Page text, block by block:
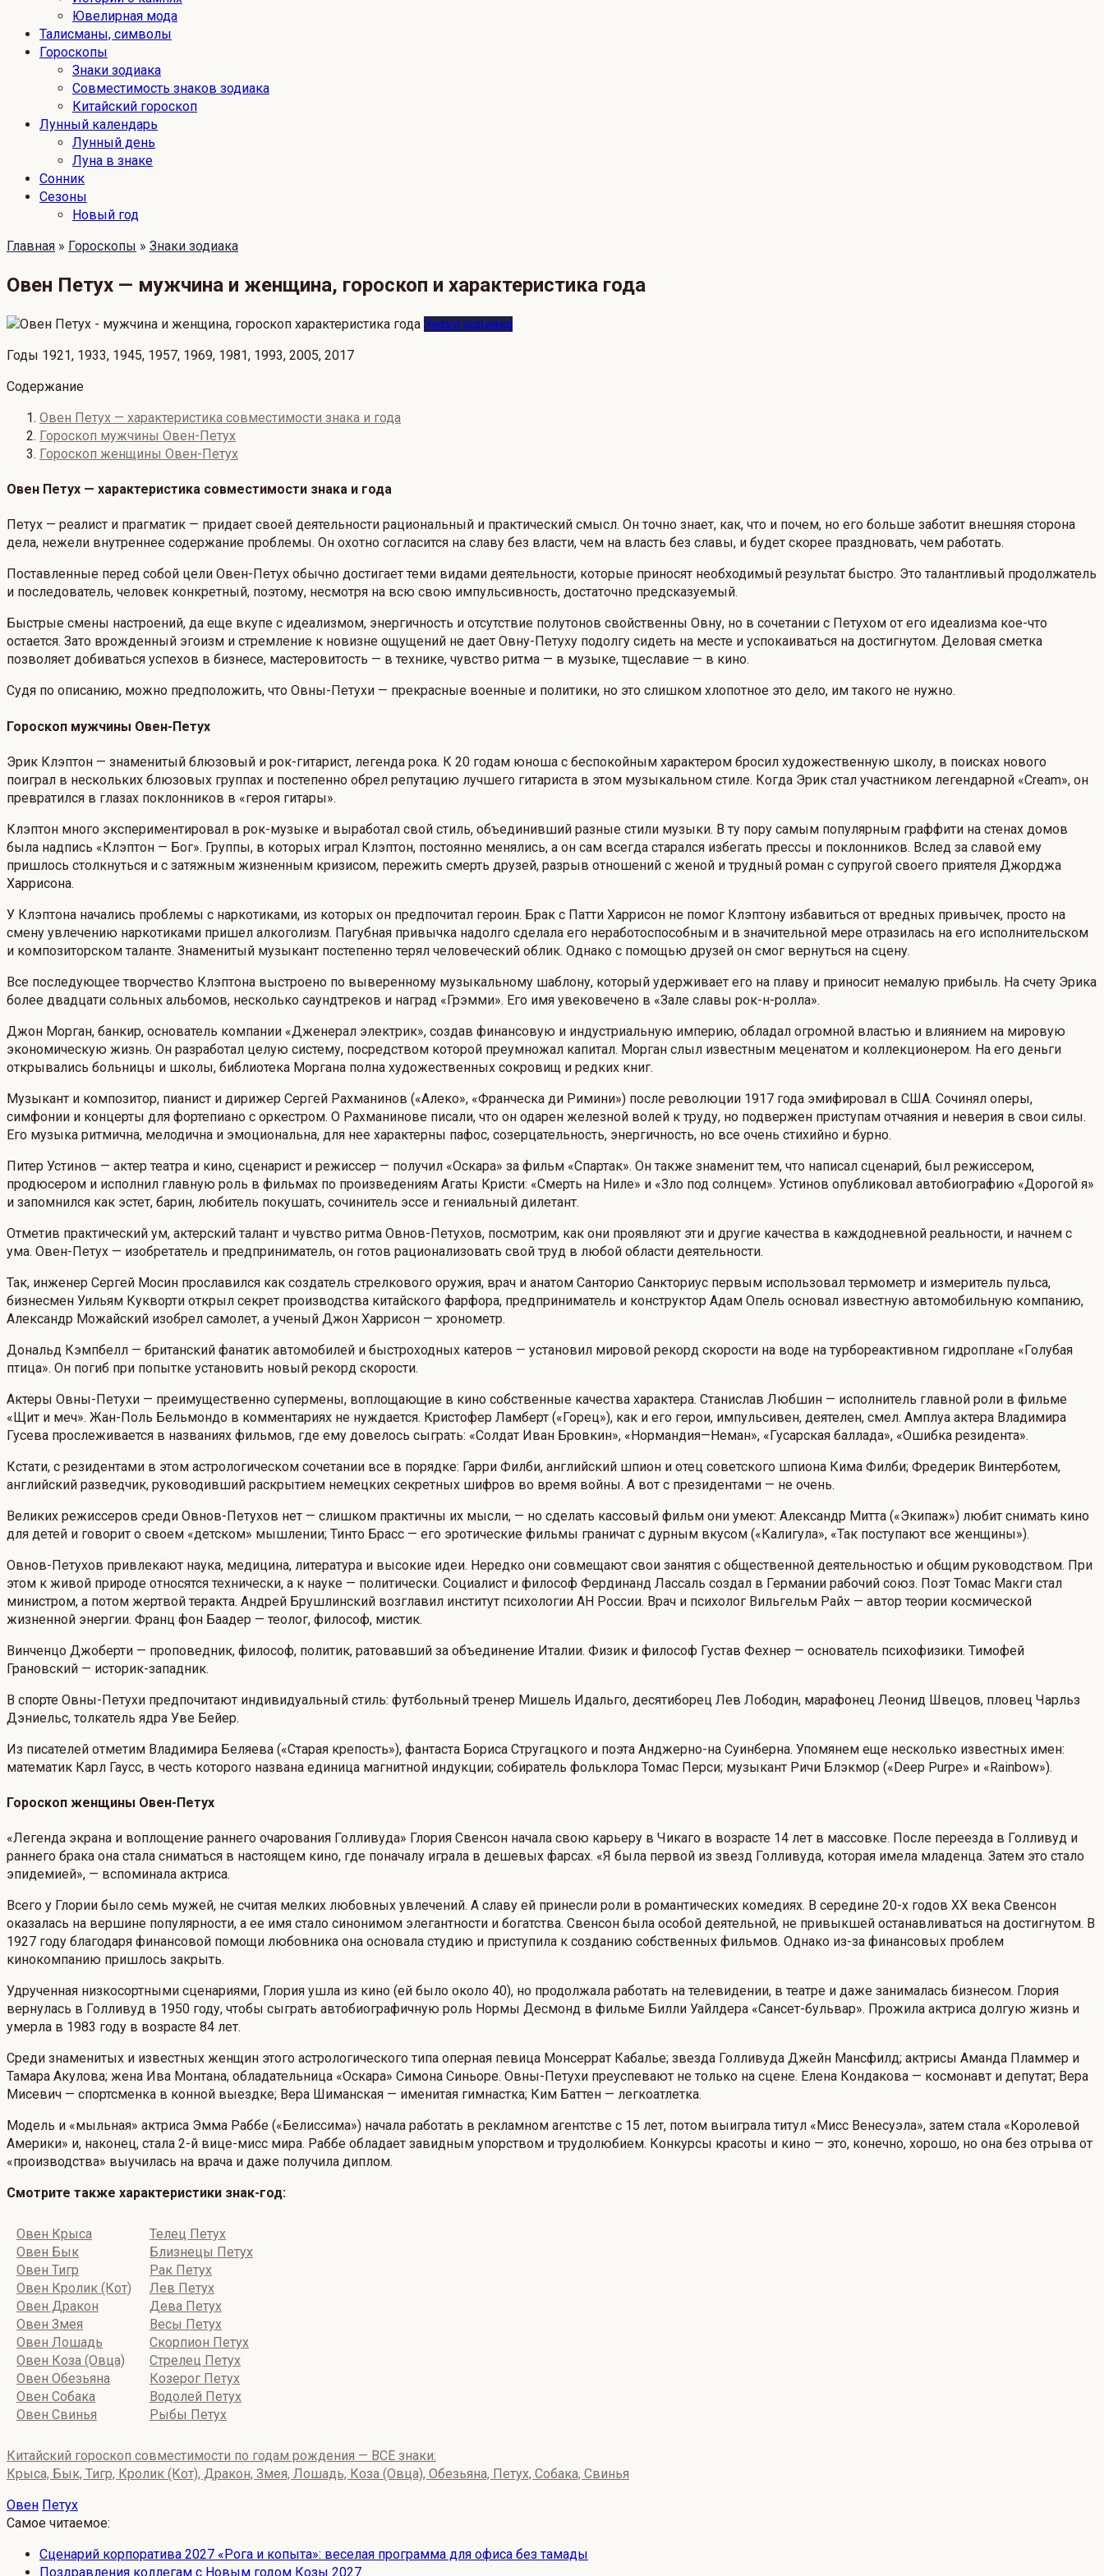
Ювелирная мода
Талисманы, символы
Гороскопы
Знаки зодиака
Совместимость знаков зодиака
Китайский гороскоп
Лунный календарь
Лунный день
Луна в знаке
Сонник
Сезоны
Новый год
Главная » Гороскопы » Знаки зодиака
Овен Петух — мужчина и женщина, гороскоп и характеристика года
Знаки зодиака
Годы 1921, 1933, 1945, 1957, 1969, 1981, 1993, 2005, 2017
Содержание
Овен Петух — характеристика совместимости знака и года
Гороскоп мужчины Овен-Петух
Гороскоп женщины Овен-Петух
Овен Петух — характеристика совместимости знака и года
Петух — реалист и прагматик — придает своей деятельности рациональный и практический смысл. Он точно знает, как, что и почем, но его больше заботит внешняя сторона
дела, нежели внутреннее содержание проблемы. Он охотно согласится на славу без власти, чем на власть без славы, и будет скорее праздновать, чем работать.
Поставленные перед собой цели Овен-Петух обычно достигает теми видами деятельности, которые приносят необходимый результат быстро. Это талантливый продолжатель
и последователь, человек конкретный, поэтому, несмотря на всю свою импульсивность, достаточно предсказуемый.
Быстрые смены настроений, да еще вкупе с идеализмом, энергичность и отсутствие полутонов свойственны Овну, но в сочетании с Петухом от его идеализма кое-что
остается. Зато врожденный эгоизм и стремление к новизне ощущений не дает Овну-Петуху подолгу сидеть на месте и успокаиваться на достигнутом. Деловая сметка
позволяет добиваться успехов в бизнесе, мастеровитость — в технике, чувство ритма — в музыке, тщеславие — в кино.
Судя по описанию, можно предположить, что Овны-Петухи — прекрасные военные и политики, но это слишком хлопотное это дело, им такого не нужно.
Гороскоп мужчины Овен-Петух
Эрик Клэптон — знаменитый блюзовый и рок-гитарист, легенда рока. К 20 годам юноша с беспокойным характером бросил художественную школу, в поисках нового
поиграл в нескольких блюзовых группах и постепенно обрел репутацию лучшего гитариста в этом музыкальном стиле. Когда Эрик стал участником легендарной «Cream», он
превратился в глазах поклонников в «героя гитары».
Клэптон много экспериментировал в рок-музыке и выработал свой стиль, объединивший разные стили музыки. В ту пору самым популярным граффити на стенах домов
была надпись «Клэптон — Бог». Группы, в которых играл Клэптон, постоянно менялись, а он сам всегда старался избегать прессы и поклонников. Вслед за славой ему
пришлось столкнуться и с затяжным жизненным кризисом, пережить смерть друзей, разрыв отношений с женой и трудный роман с супругой своего приятеля Джорджа
Харрисона.
У Клэптона начались проблемы с наркотиками, из которых он предпочитал героин. Брак с Патти Харрисон не помог Клэптону избавиться от вредных привычек, просто на
смену увлечению наркотиками пришел алкоголизм. Пагубная привычка надолго сделала его неработоспособным и в значительной мере отразилась на его исполнительском
и композиторском таланте. Знаменитый музыкант постепенно терял человеческий облик. Однако с помощью друзей он смог вернуться на сцену.
Все последующее творчество Клэптона выстроено по выверенному музыкальному шаблону, который удерживает его на плаву и приносит немалую прибыль. На счету Эрика
более двадцати сольных альбомов, несколько саундтреков и наград «Грэмми». Его имя увековечено в «Зале славы рок-н-ролла».
Джон Морган, банкир, основатель компании «Дженерал электрик», создав финансовую и индустриальную империю, обладал огромной властью и влиянием на мировую
экономическую жизнь. Он разработал целую систему, посредством которой преумножал капитал. Морган слыл известным меценатом и коллекционером. На его деньги
открывались больницы и школы, библиотека Моргана полна художественных сокровищ и редких книг.
Музыкант и композитор, пианист и дирижер Сергей Рахманинов («Алеко», «Франческа ди Римини») после революции 1917 года эмифировал в США. Сочинял оперы,
симфонии и концерты для фортепиано с оркестром. О Рахманинове писали, что он одарен железной волей к труду, но подвержен приступам отчаяния и неверия в свои силы.
Его музыка ритмична, мелодична и эмоциональна, для нее характерны пафос, созерцательность, энергичность, но все очень стихийно и бурно.
Питер Устинов — актер театра и кино, сценарист и режиссер — получил «Оскара» за фильм «Спартак». Он также знаменит тем, что написал сценарий, был режиссером,
продюсером и исполнил главную роль в фильмах по произведениям Агаты Кристи: «Смерть на Ниле» и «Зло под солнцем». Устинов опубликовал автобиографию «Дорогой я»
и запомнился как эстет, барин, любитель покушать, сочинитель эссе и гениальный дилетант.
Отметив практический ум, актерский талант и чувство ритма Овнов-Петухов, посмотрим, как они проявляют эти и другие качества в каждодневной реальности, и начнем с
ума. Овен-Петух — изобретатель и предприниматель, он готов рационализовать свой труд в любой области деятельности.
Так, инженер Сергей Мосин прославился как создатель стрелкового оружия, врач и анатом Санторио Санкториус первым использовал термометр и измеритель пульса,
бизнесмен Уильям Кукворти открыл секрет производства китайского фарфора, предприниматель и конструктор Адам Опель основал известную автомобильную компанию,
Александр Можайский изобрел самолет, а ученый Джон Харрисон — хронометр.
Дональд Кэмпбелл — британский фанатик автомобилей и быстроходных катеров — установил мировой рекорд скорости на воде на турбореактивном гидроплане «Голубая
птица». Он погиб при попытке установить новый рекорд скорости.
Актеры Овны-Петухи — преимущественно супермены, воплощающие в кино собственные качества характера. Станислав Любшин — исполнитель главной роли в фильме
«Щит и меч». Жан-Поль Бельмондо в комментариях не нуждается. Кристофер Ламберт («Горец»), как и его герои, импульсивен, деятелен, смел. Амплуа актера Владимира
Гусева прослеживается в названиях фильмов, где ему довелось сыграть: «Солдат Иван Бровкин», «Нормандия—Неман», «Гусарская баллада», «Ошибка резидента».
Кстати, с резидентами в этом астрологическом сочетании все в порядке: Гарри Филби, английский шпион и отец советского шпиона Кима Филби; Фредерик Винтерботем,
английский разведчик, руководивший раскрытием немецких секретных шифров во время войны. А вот с президентами — не очень.
Великих режиссеров среди Овнов-Петухов нет — слишком практичны их мысли, — но сделать кассовый фильм они умеют: Александр Митта («Экипаж») любит снимать кино
для детей и говорит о своем «детском» мышлении; Тинто Брасс — его эротические фильмы граничат с дурным вкусом («Калигула», «Так поступают все женщины»).
Овнов-Петухов привлекают наука, медицина, литература и высокие идеи. Нередко они совмещают свои занятия с общественной деятельностью и общим руководством. При
этом к живой природе относятся технически, а к науке — политически. Социалист и философ Фердинанд Лассаль создал в Германии рабочий союз. Поэт Томас Макги стал
министром, а потом жертвой теракта. Андрей Брушлинский возглавил институт психологии АН России. Врач и психолог Вильгельм Райх — автор теории космической
жизненной энергии. Франц фон Баадер — теолог, философ, мистик.
Винченцо Джоберти — проповедник, философ, политик, ратовавший за объединение Италии. Физик и философ Густав Фехнер — основатель психофизики. Тимофей
Грановский — историк-западник.
В спорте Овны-Петухи предпочитают индивидуальный стиль: футбольный тренер Мишель Идальго, десятиборец Лев Лободин, марафонец Леонид Швецов, пловец Чарльз
Дэниельс, толкатель ядра Уве Бейер.
Из писателей отметим Владимира Беляева («Старая крепость»), фантаста Бориса Стругацкого и поэта Анджерно-на Суинберна. Упомянем еще несколько известных имен:
математик Карл Гаусс, в честь которого названа единица магнитной индукции; собиратель фольклора Томас Перси; музыкант Ричи Блэкмор («Deep Purpе» и «Rainbow»).
Гороскоп женщины Овен-Петух
«Легенда экрана и воплощение раннего очарования Голливуда» Глория Свенсон начала свою карьеру в Чикаго в возрасте 14 лет в массовке. После переезда в Голливуд и
раннего брака она стала сниматься в настоящем кино, где поначалу играла в дешевых фарсах. «Я была первой из звезд Голливуда, которая имела младенца. Затем это стало
эпидемией», — вспоминала актриса.
Всего у Глории было семь мужей, не считая мелких любовных увлечений. А славу ей принесли роли в романтических комедиях. В середине 20-х годов XX века Свенсон
оказалась на вершине популярности, а ее имя стало синонимом элегантности и богатства. Свенсон была особой деятельной, не привыкшей останавливаться на достигнутом. В
1927 году благодаря финансовой помощи любовника она основала студию и приступила к созданию собственных фильмов. Однако из-за финансовых проблем
кинокомпанию пришлось закрыть.
Удрученная низкосортными сценариями, Глория ушла из кино (ей было около 40), но продолжала работать на телевидении, в театре и даже занималась бизнесом. Глория
вернулась в Голливуд в 1950 году, чтобы сыграть автобиографичную роль Нормы Десмонд в фильме Билли Уайлдера «Сансет-бульвар». Прожила актриса долгую жизнь и
умерла в 1983 году в возрасте 84 лет.
Среди знаменитых и известных женщин этого астрологического типа оперная певица Монсеррат Кабалье; звезда Голливуда Джейн Мансфилд; актрисы Аманда Пламмер и
Тамара Акулова; жена Ива Монтана, обладательница «Оскара» Симона Синьоре. Овны-Петухи преуспевают не только на сцене. Елена Кондакова — космонавт и депутат; Вера
Мисевич — спортсменка в конной выездке; Вера Шиманская — именитая гимнастка; Ким Баттен — легкоатлетка.
Модель и «мыльная» актриса Эмма Раббе («Белиссима») начала работать в рекламном агентстве с 15 лет, потом выиграла титул «Мисс Венесуэла», затем стала «Королевой
Америки» и, наконец, стала 2-й вице-мисс мира. Раббе обладает завидным упорством и трудолюбием. Конкурсы красоты и кино — это, конечно, хорошо, но она без отрыва от
«производства» выучилась на врача и даже получила диплом.
Смотрите также характеристики знак-год:
Овен Крыса
Овен Бык
Овен Тигр
Овен Кролик (Кот)
Овен Дракон
Овен Змея
Овен Лошадь
Овен Коза (Овца)
Овен Обезьяна
Овен Собака
Овен Свинья
Телец Петух
Близнецы Петух
Рак Петух
Лев Петух
Дева Петух
Весы Петух
Скорпион Петух
Стрелец Петух
Козерог Петух
Водолей Петух
Рыбы Петух
Китайский гороскоп совместимости по годам рождения — ВСЕ знаки:
Крыса, Бык, Тигр, Кролик (Кот), Дракон, Змея, Лошадь, Коза (Овца), Обезьяна, Петух, Собака, Свинья
Овен Петух
Самое читаемое:
Сценарий корпоратива 2027 «Рога и копыта»: веселая программа для офиса без тамады
Поздравления коллегам с Новым годом Козы 2027